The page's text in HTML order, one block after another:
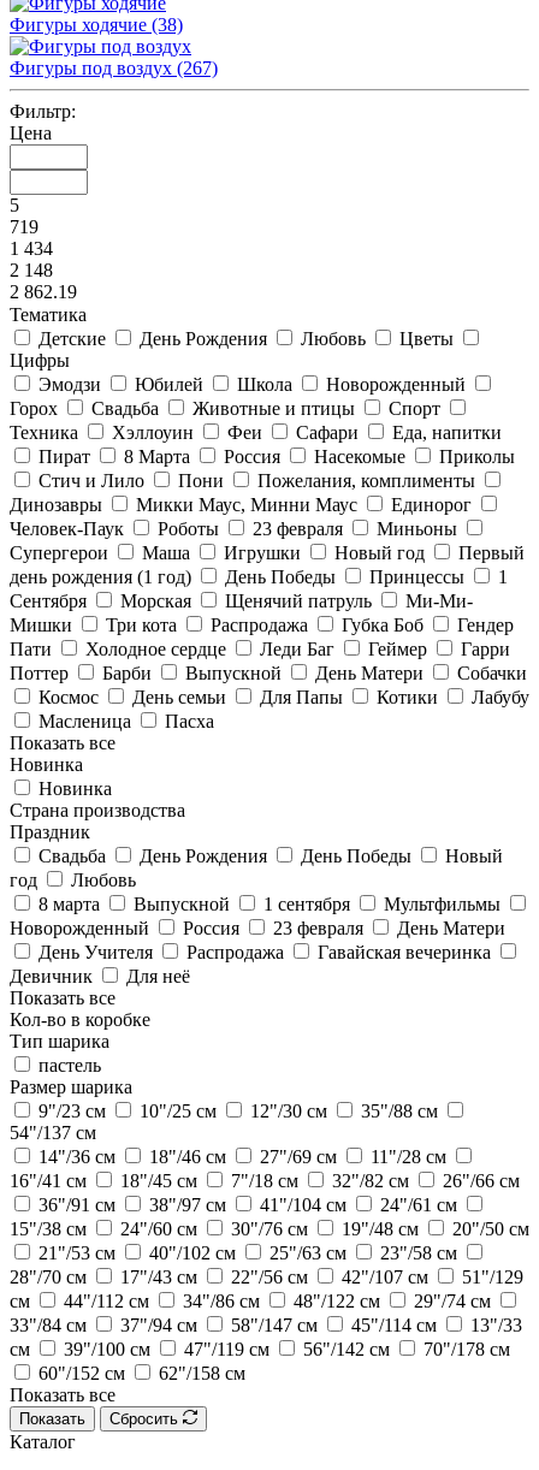
Фигуры ходячие (38)
Фигуры под воздух (267)
Фильтр:
Цена
5
719
1 434
2 148
2 862.19
Тематика
Детские
День Рождения Любовь
Цветы
Цифры
Эмодзи
Юбилей Школа
Новорожденный
Горох
Свадьба Животные и птицы
Спорт
Техника
Хэллоуин Феи Сафари
Еда, напитки
Пират
8 Марта Россия Насекомые
Приколы
Стич и Лило
Пони
Пожелания, комплименты
Динозавры
Микки Маус, Минни Маус
Единорог
Человек-Паук
Роботы 23 февраля
Миньоны
Супергерои
Маша Игрушки Новый год
Первый
день рождения (1 год)
День Победы Принцессы
1
Сентября
Морская Щенячий патруль
Ми-Ми-
Мишки
Три кота Распродажа Губка Боб
Гендер
Пати
Холодное сердце Леди Баг Геймер
Гарри
Поттер
Барби Выпускной День Матери
Собачки
Космос
День семьи Для Папы Котики
Лабубу
Масленица
Пасха
Показать все
Новинка
Новинка
Страна производства
Праздник
Свадьба
День Рождения День Победы
Новый
год
Любовь
8 марта
Выпускной 1 сентября
Мультфильмы
Новорожденный
Россия 23 февраля
День Матери
День Учителя
Распродажа
Гавайская вечеринка
Девичник
Для неё
Показать все
Кол-во в коробке
Тип шарика
пастель
Размер шарика
9"/23 см
10"/25 см 12"/30 см
35"/88 см
54"/137 см
14"/36 см
18"/46 см 27"/69 см
11"/28 см
16"/41 см
18"/45 см 7"/18 см 32"/82 см
26"/66 см
36"/91 см
38"/97 см 41"/104 см
24"/61 см
15"/38 см
24"/60 см 30"/76 см 19"/48 см
20"/50 см
21"/53 см
40"/102 см 25"/63 см
23"/58 см
28"/70 см
17"/43 см 22"/56 см 42"/107 см
51"/129
см
44"/112 см 34"/86 см 48"/122 см
29"/74 см
33"/84 см
37"/94 см 58"/147 см 45"/114 см
13"/33
см
39"/100 см 47"/119 см 56"/142 см
70"/178 см
60"/152 см
62"/158 см
Показать все
Показать Сбросить
Каталог